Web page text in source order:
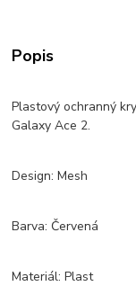
Popis
Plastový ochranný
Galaxy Ace 2.
Design: Mesh
Barva: Červená
Materiál: Plast